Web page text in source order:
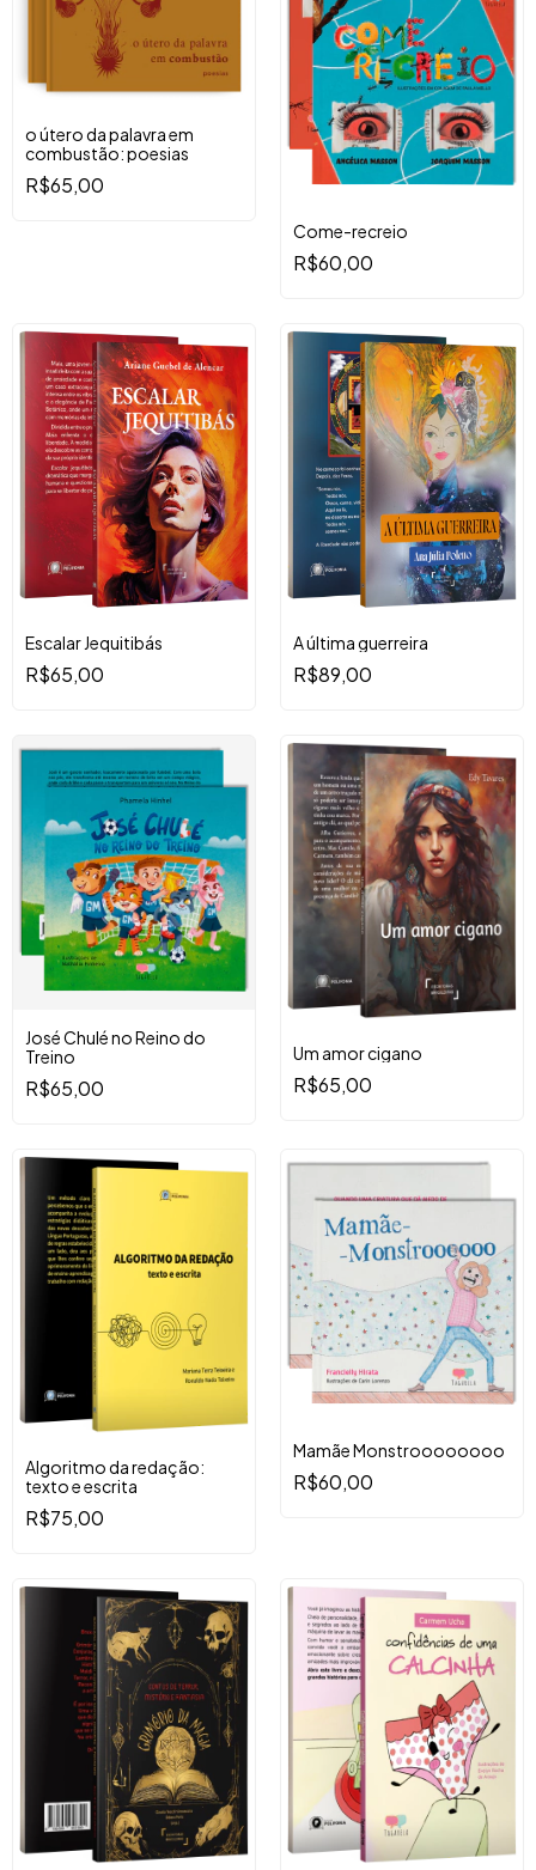
o útero da palavra em
combustão: poesias
R$65,00
Come-recreio
R$60,00
Escalar Jequitibás
R$65,00
A última guerreira
R$89,00
José Chulé no Reino do
Treino
R$65,00
Um amor cigano
R$65,00
Algoritmo da redação:
texto e escrita
R$75,00
Mamãe Monstroooooooo
R$60,00